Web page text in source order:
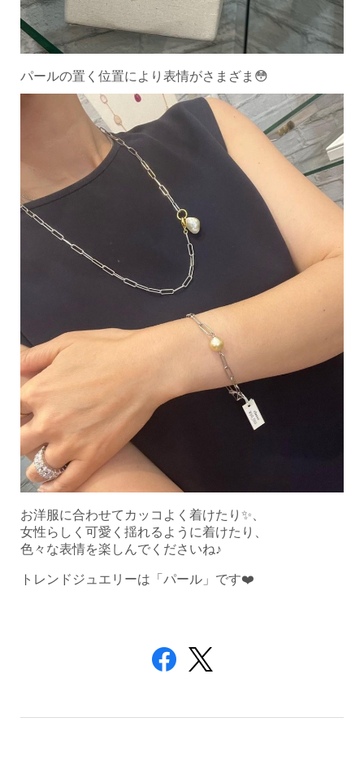
パールの置く位置により表情がさまざま😳
お洋服に合わせてカッコよく着けたり✨、
女性らしく可愛く揺れるように着けたり、
色々な表情を楽しんでくださいね♪
トレンドジュエリーは「パール」です❤️